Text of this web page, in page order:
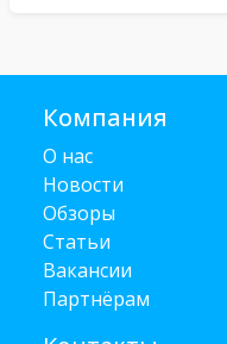
Компания
О нас
Новости
Обзоры
Статьи
Вакансии
Партнёрам